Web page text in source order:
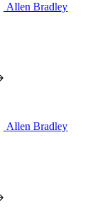
Allen Bradley
Allen Bradley